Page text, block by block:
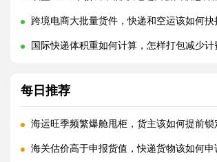
跨境电商大批量货件，快递和空运该如何
国际快递体积重如何计算，怎样打包减少
每日推荐
海运旺季频繁爆舱甩柜，货主该如何提前锁
海关估价高于申报货值，快递货物该如何